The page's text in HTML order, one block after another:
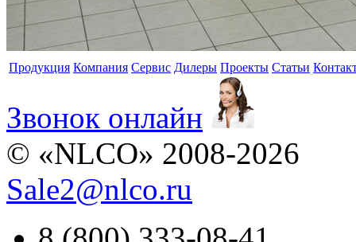
Продукция Компания Сервис Дилеры Проекты Статьи
Звонок онлайн
© «NLCO» 2008-2026
Sale2@nlco.ru